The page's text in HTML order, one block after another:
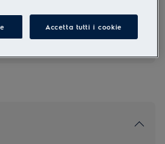
Accetta tutti i cookie